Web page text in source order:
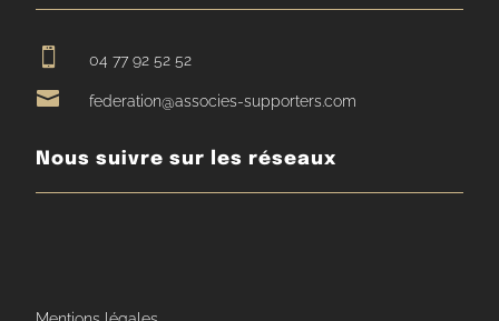
 04 77 92 52 52
 federation@associes-supporters.com
Nous suivre sur les réseaux